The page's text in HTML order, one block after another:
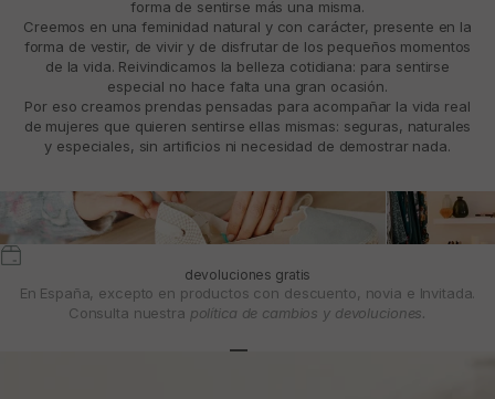
forma de sentirse más una misma.
Creemos en una feminidad natural y con carácter, presente en la
forma de vestir, de vivir y de disfrutar de los pequeños momentos
de la vida. Reivindicamos la belleza cotidiana: para sentirse
especial no hace falta una gran ocasión.
Por eso creamos prendas pensadas para acompañar la vida real
de mujeres que quieren sentirse ellas mismas: seguras, naturales
y especiales, sin artificios ni necesidad de demostrar nada.
devoluciones gratis
En España, excepto en productos con descuento, novia e Invitada.
Consulta nuestra política de cambios y devoluciones.